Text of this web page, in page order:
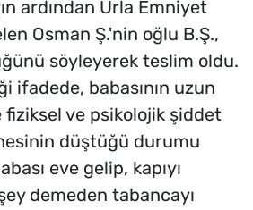
ardından Urla Emniyet
Osman Ş.'nin oğlu B.Ş.,
söyleyerek teslim oldu.
ifadede, babasının uzun
ve psikolojik şiddet
düştüğü durumu
eve gelip, kapıyı
demeden tabancayı